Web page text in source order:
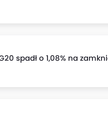
spadł o 1,08% na